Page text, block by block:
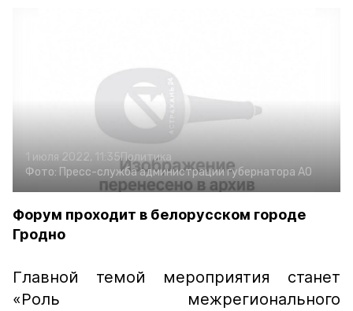
1 июля 2022, 11:35Политика
Фото: Пресс-служба администрации губернатора АО
Форум проходит в белорусском городе
Гродно
Главной темой мероприятия станет
«Роль межрегионального